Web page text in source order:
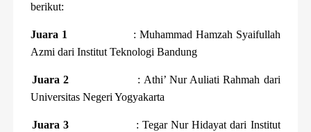
berikut:
Juara 1
: Muhammad Hamzah Syaifullah
Azmi dari Institut Teknologi Bandung
Juara 2
: Athi’ Nur Auliati Rahmah dari
Universitas Negeri Yogyakarta
Juara 3
: Tegar Nur Hidayat dari Institut